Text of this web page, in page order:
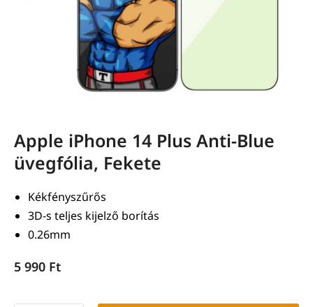
Apple iPhone 14 Plus Anti-Blue
üvegfólia, Fekete
Kékfényszűrős
3D-s teljes kijelző borítás
0.26mm
5 990 Ft